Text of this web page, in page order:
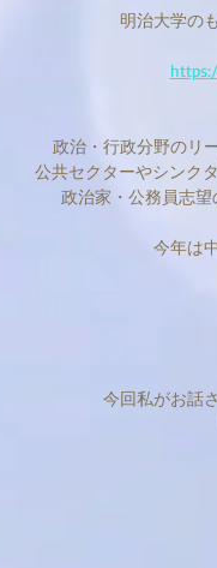
明治大学の
政治・行政分野のリ
公共セクターやシンク
政治家・公務員志望
今年は
今回私がお話